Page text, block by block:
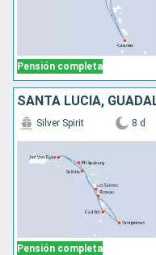
Pensión completa
Pensión completa
Silver Spirit 8 d